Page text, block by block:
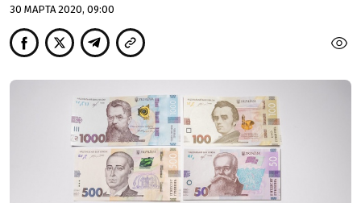
30 МАРТА 2020, 09:00